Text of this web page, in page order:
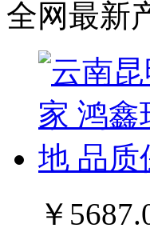
全网最新
￥